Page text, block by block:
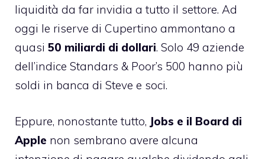
liquidità da far invidia a tutto il settore. Ad
oggi le riserve di Cupertino ammontano a
quasi 50 miliardi di dollari. Solo 49 aziende
dell’indice Standars & Poor’s 500 hanno più
soldi in banca di Steve e soci.
Eppure, nonostante tutto, Jobs e il Board di
Apple non sembrano avere alcuna